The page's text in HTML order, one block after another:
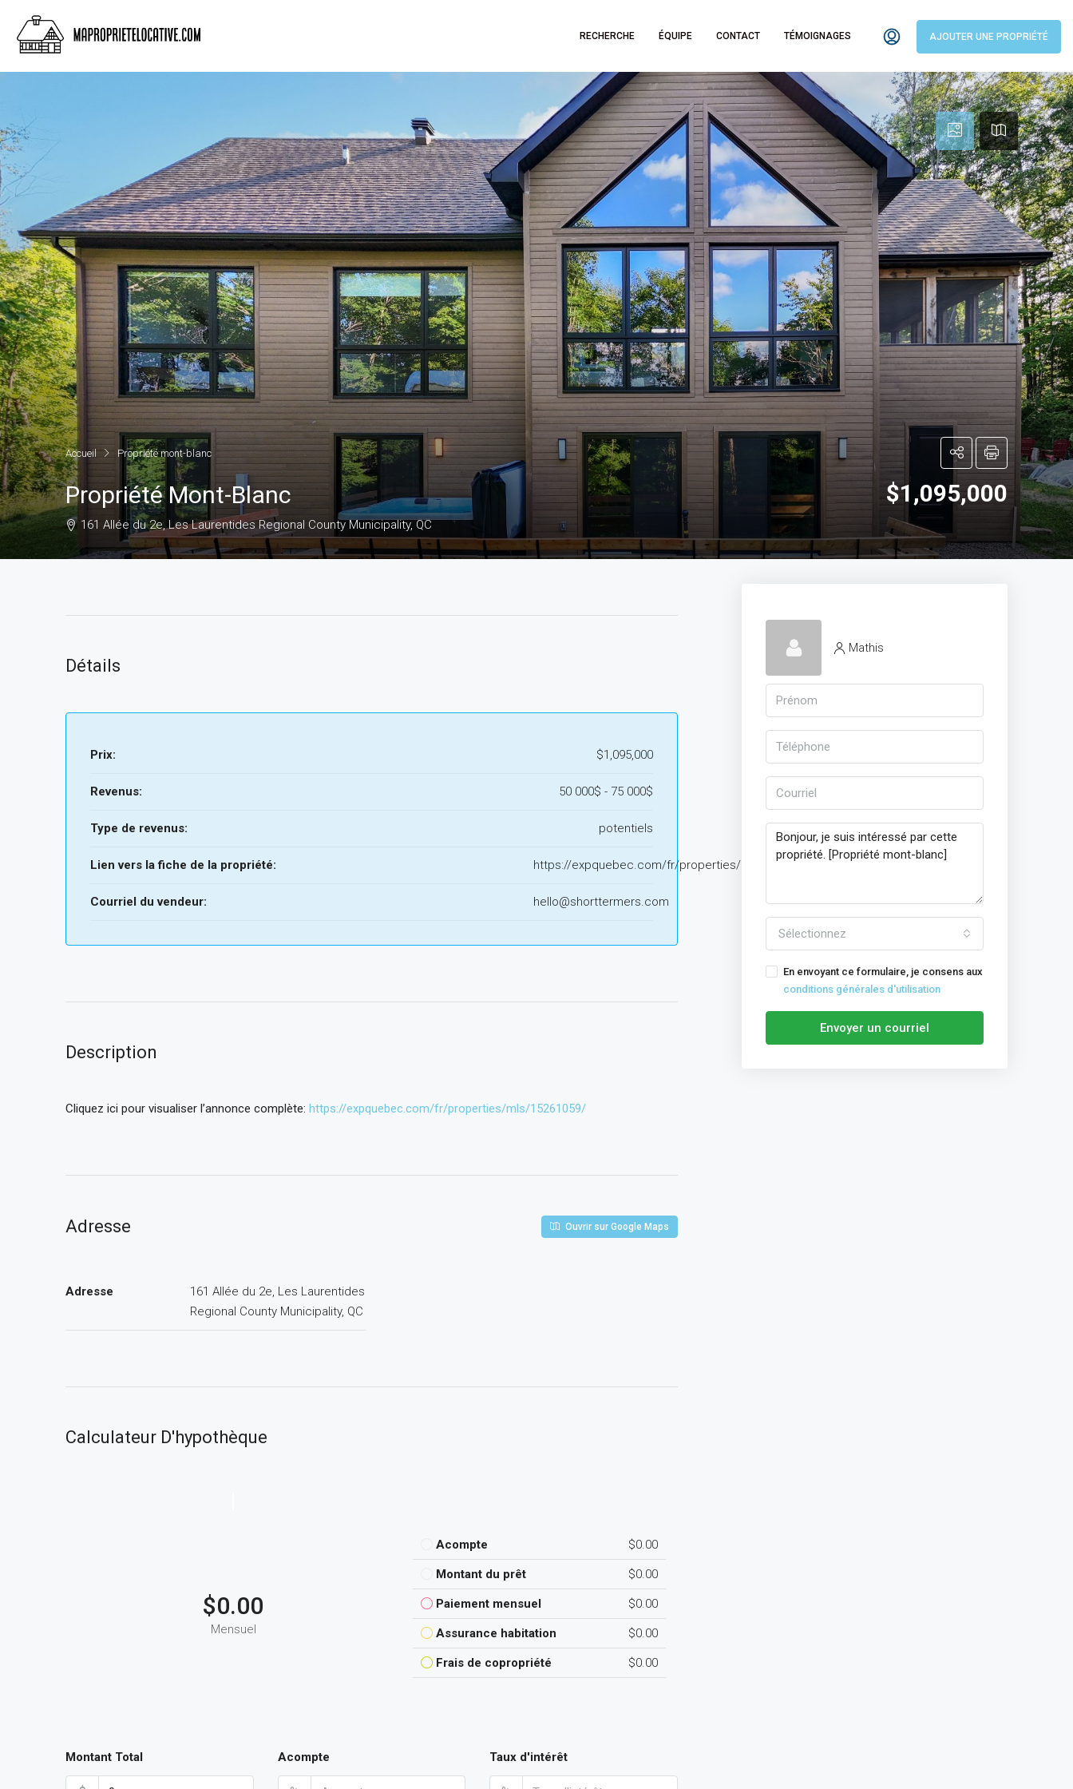
RECHERCHE ÉQUIPE CONTACT TÉMOIGNAGES AJOUTER UNE PROPRIÉTÉ
Accueil Propriété mont-blanc
Propriété Mont-Blanc $1,095,000
161 Allée du 2e, Les Laurentides Regional County Municipality, QC
Détails
Prix: $1,095,000
Revenus: 50 000$ - 75 000$
Type de revenus: potentiels
Lien vers la fiche de la propriété: https://expquebec.com/fr/properties/mls/15261059/
Courriel du vendeur: hello@shorttermers.com
Description
Cliquez ici pour visualiser l’annonce complète: https://expquebec.com/fr/properties/mls/15261059/
Adresse Ouvrir sur Google Maps
Adresse
161 Allée du 2e, Les Laurentides
Regional County Municipality, QC
Calculateur D'hypothèque
$0.00
Mensuel
Acompte $0.00
Montant du prêt $0.00
Paiement mensuel $0.00
Assurance habitation $0.00
Frais de copropriété $0.00
Montant Total Acompte Taux d'intérêt
Mathis
Sélectionnez
En envoyant ce formulaire, je consens aux
conditions générales d'utilisation
Envoyer un courriel